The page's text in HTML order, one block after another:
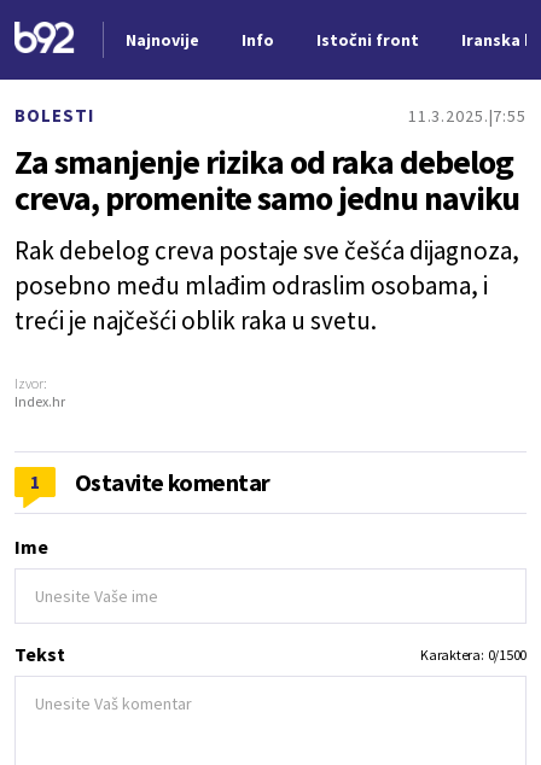
Najnovije Info Istočni front Iranska
BOLESTI 11.3.2025. 7:55
Za smanjenje rizika od raka debelog
creva, promenite samo jednu naviku
Rak debelog creva postaje sve češća dijagnoza,
posebno među mlađim odraslim osobama, i
treći je najčešći oblik raka u svetu.
Izvor:
Index.hr
1 Ostavite komentar
Ime
Tekst Karaktera: 0/1500